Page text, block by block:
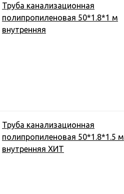
Труба канализационная
полипропиленовая 50*1.8*1 м
внутренняя
Труба канализационная
полипропиленовая 50*1.8*1.5 м
внутренняя ХИТ